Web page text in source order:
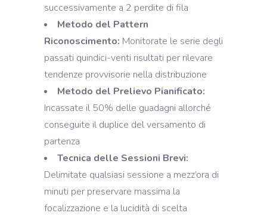
successivamente a 2 perdite di fila
Metodo del Pattern
Riconoscimento: Monitorate le serie degli
passati quindici-venti risultati per rilevare
tendenze provvisorie nella distribuzione
Metodo del Prelievo Pianificato:
Incassate il 50% delle guadagni allorché
conseguite il duplice del versamento di
partenza
Tecnica delle Sessioni Brevi:
Delimitate qualsiasi sessione a mezz’ora di
minuti per preservare massima la
focalizzazione e la lucidità di scelta